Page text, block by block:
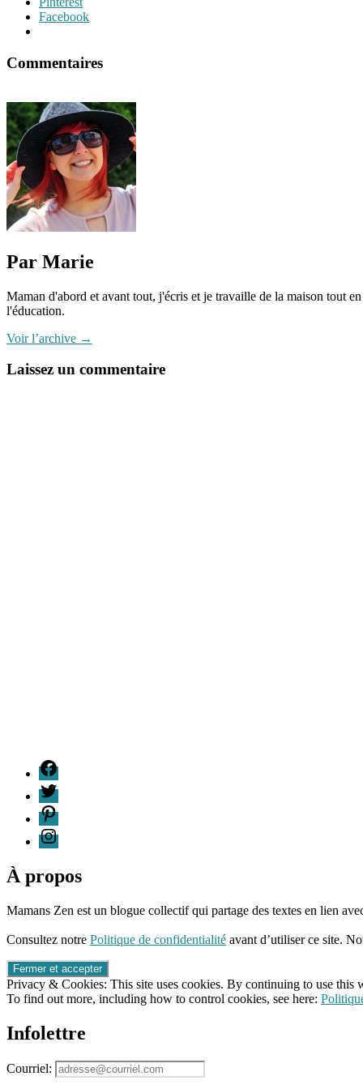
Facebook
Commentaires
Par Marie
Maman d'abord et avant tout, j'écris et je travaille de la maison tout
l'éducation.
Voir l’archive →
Laissez un commentaire
F
T
P
I
À propos
Mamans Zen est un blogue collectif qui partage des textes en lien
Consultez notre Politique de confidentialité avant d’utiliser ce site.
Privacy & Cookies: This site uses cookies. By continuing to use this
To find out more, including how to control cookies, see here:
Infolettre
Courriel: